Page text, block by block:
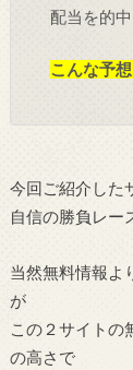
配当を的中
こんな予
今回ご紹介した
自信の勝負レー
当然無料情報よ
が
この２サイトの
の高さで